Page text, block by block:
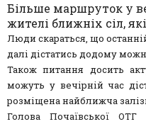
Більше маршруток у
жителі ближніх сіл,
Люди скараться, що
далі дістатись додому
Також питання досить
можуть у вечірній час
розміщена найближча
Голова Почаївської